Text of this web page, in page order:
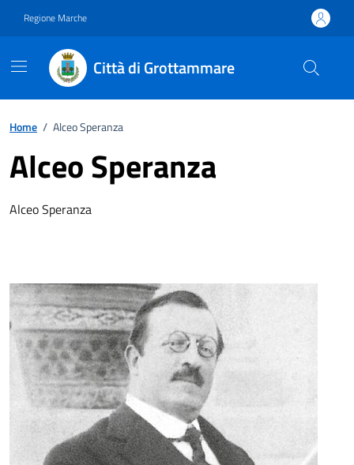
Regione Marche
Città di Grottammare
Home / Alceo Speranza
Alceo Speranza
Alceo Speranza